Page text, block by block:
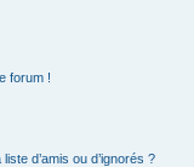
forum !
d’amis ou d’ignorés ?